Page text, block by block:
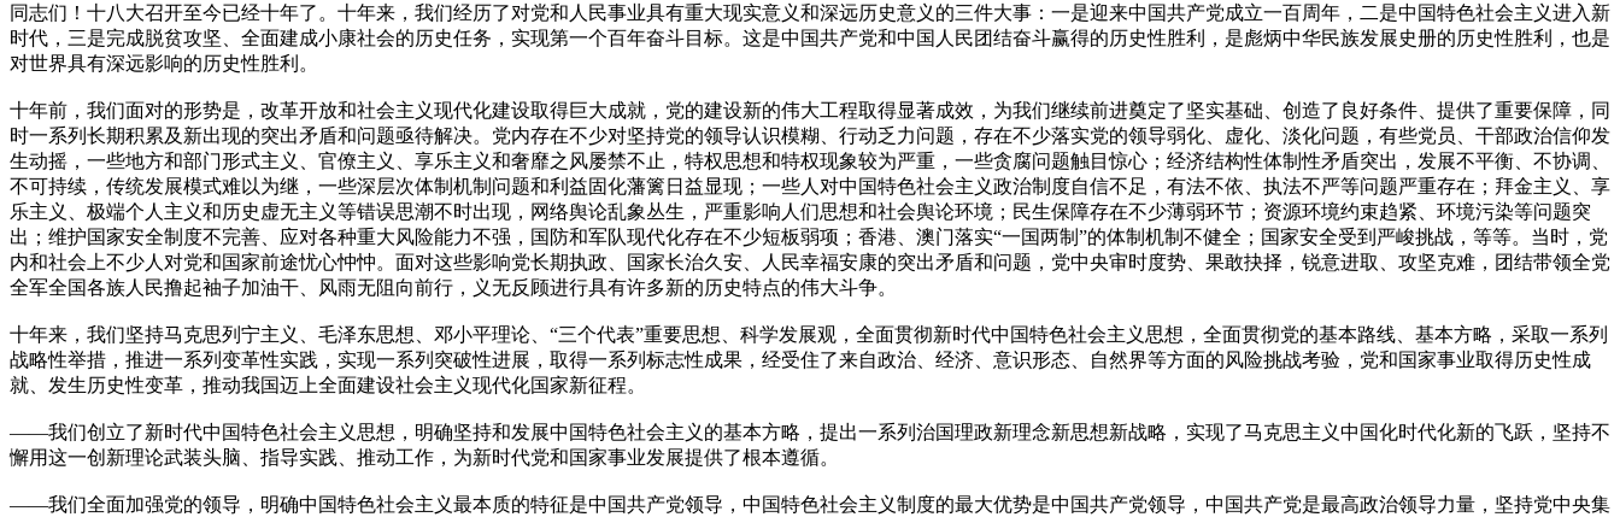
同志们！十八大召开至今已经十年了。十年来，我们经历了对党和人民事业具有重大现实意义和深远历史意义的三件大事：一是迎来中国共产党成立一百周年，二是中国特色社会主义进入新
时代，三是完成脱贫攻坚、全面建成小康社会的历史任务，实现第一个百年奋斗目标。这是中国共产党和中国人民团结奋斗赢得的历史性胜利，是彪炳中华民族发展史册的历史性胜利，也是
对世界具有深远影响的历史性胜利。
十年前，我们面对的形势是，改革开放和社会主义现代化建设取得巨大成就，党的建设新的伟大工程取得显著成效，为我们继续前进奠定了坚实基础、创造了良好条件、提供了重要保障，同
时一系列长期积累及新出现的突出矛盾和问题亟待解决。党内存在不少对坚持党的领导认识模糊、行动乏力问题，存在不少落实党的领导弱化、虚化、淡化问题，有些党员、干部政治信仰发
生动摇，一些地方和部门形式主义、官僚主义、享乐主义和奢靡之风屡禁不止，特权思想和特权现象较为严重，一些贪腐问题触目惊心；经济结构性体制性矛盾突出，发展不平衡、不协调、
不可持续，传统发展模式难以为继，一些深层次体制机制问题和利益固化藩篱日益显现；一些人对中国特色社会主义政治制度自信不足，有法不依、执法不严等问题严重存在；拜金主义、享
乐主义、极端个人主义和历史虚无主义等错误思潮不时出现，网络舆论乱象丛生，严重影响人们思想和社会舆论环境；民生保障存在不少薄弱环节；资源环境约束趋紧、环境污染等问题突
出；维护国家安全制度不完善、应对各种重大风险能力不强，国防和军队现代化存在不少短板弱项；香港、澳门落实“一国两制”的体制机制不健全；国家安全受到严峻挑战，等等。当时，党
内和社会上不少人对党和国家前途忧心忡忡。面对这些影响党长期执政、国家长治久安、人民幸福安康的突出矛盾和问题，党中央审时度势、果敢抉择，锐意进取、攻坚克难，团结带领全党
全军全国各族人民撸起袖子加油干、风雨无阻向前行，义无反顾进行具有许多新的历史特点的伟大斗争。
十年来，我们坚持马克思列宁主义、毛泽东思想、邓小平理论、“三个代表”重要思想、科学发展观，全面贯彻新时代中国特色社会主义思想，全面贯彻党的基本路线、基本方略，采取一系列
战略性举措，推进一系列变革性实践，实现一系列突破性进展，取得一系列标志性成果，经受住了来自政治、经济、意识形态、自然界等方面的风险挑战考验，党和国家事业取得历史性成
就、发生历史性变革，推动我国迈上全面建设社会主义现代化国家新征程。
——我们创立了新时代中国特色社会主义思想，明确坚持和发展中国特色社会主义的基本方略，提出一系列治国理政新理念新思想新战略，实现了马克思主义中国化时代化新的飞跃，坚持不
懈用这一创新理论武装头脑、指导实践、推动工作，为新时代党和国家事业发展提供了根本遵循。
——我们全面加强党的领导，明确中国特色社会主义最本质的特征是中国共产党领导，中国特色社会主义制度的最大优势是中国共产党领导，中国共产党是最高政治领导力量，坚持党中央集